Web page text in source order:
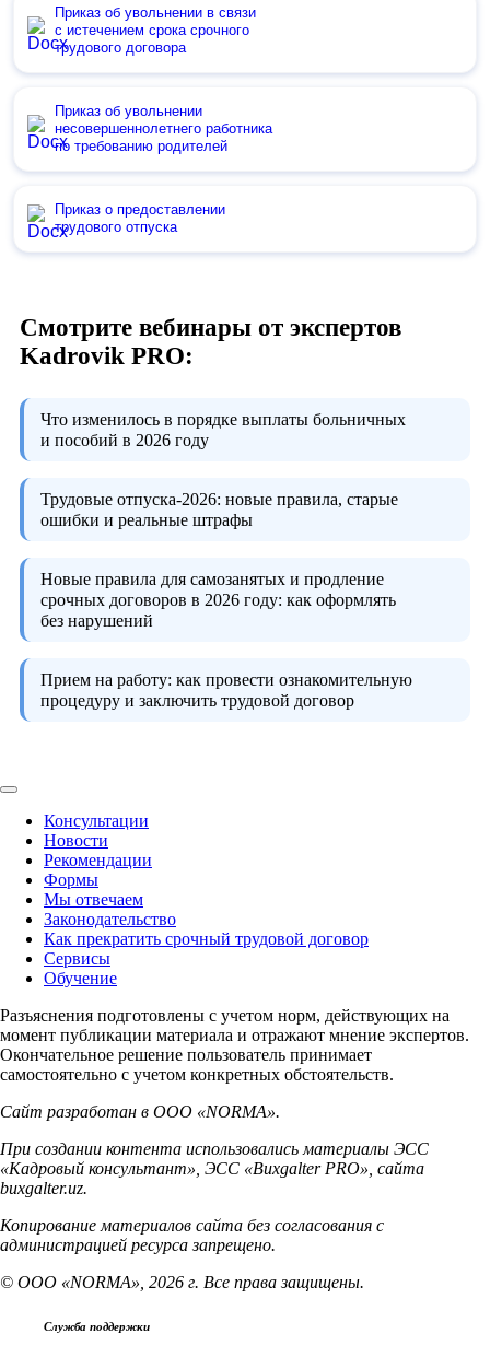
Приказ об увольнении в связи
с истечением срока срочного
трудового договора
Приказ об увольнении
несовершеннолетнего работника
по требованию родителей
Приказ о предоставлении
трудового отпуска
Смотрите вебинары от экспертов
Kadrovik PRO:
Что изменилось в порядке выплаты больничных
и пособий в 2026 году
Трудовые отпуска-2026: новые правила, старые
ошибки и реальные штрафы
Новые правила для самозанятых и продление
срочных договоров в 2026 году: как оформлять
без нарушений
Прием на работу: как провести ознакомительную
процедуру и заключить трудовой договор
Консультации
Новости
Рекомендации
Формы
Мы отвечаем
Законодательство
Как прекратить срочный трудовой договор
Сервисы
Обучение
Разъяснения подготовлены с учетом норм, действующих на
момент публикации материала и отражают мнение экспертов.
Окончательное решение пользователь принимает
самостоятельно с учетом конкретных обстоятельств.
Сайт разработан в ООО «NORMA».
При создании контента использовались материалы ЭСС
«Кадровый консультант», ЭСС «Buxgalter PRO», сайта
buxgalter.uz.
Копирование материалов сайта без согласования с
администрацией ресурса запрещено.
© ООО «NORMA», 2026 г. Все права защищены.
Служба поддержки